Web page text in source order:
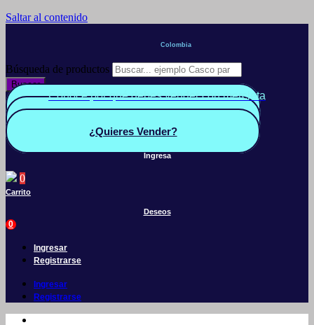
Saltar al contenido
Colombia
Búsqueda de productos
Buscar
Conoce por qué debes vender con mercleta
Quiero Vender
¿Quieres Vender?
Ingresa
0
Carrito
Deseos
0
Ingresar
Registrarse
Ingresar
Registrarse